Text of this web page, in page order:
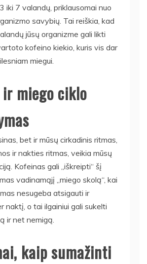
iki 7 valandų, priklausomai nuo
savybių. Tai reiškia, kad
jūsų organizme gali likti
kofeino kiekio, kuris vis dar
miegui.
miego ciklo
bet ir mūsų cirkadinis ritmas,
ir nakties ritmas, veikia mūsų
Kofeinas gali „iškreipti“ šį
vadinamąjį „miego skolą“, kai
nesugeba atsigauti ir
naktį, o tai ilgainiui gali sukelti
ir net nemigą.
kaip sumažinti